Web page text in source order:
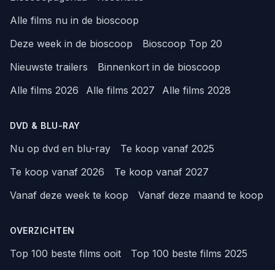
Alle films nu in de bioscoop
Deze week in de bioscoop
Bioscoop Top 20
Nieuwste trailers
Binnenkort in de bioscoop
Alle films 2026
Alle films 2027 Alle films 2028
DVD & BLU-RAY
Nu op dvd en blu-ray
Te koop vanaf 2025
Te koop vanaf 2026
Te koop vanaf 2027
Vanaf deze week te koop
Vanaf deze maand te koop
OVERZICHTEN
Top 100 beste films ooit
Top 100 beste films 2025